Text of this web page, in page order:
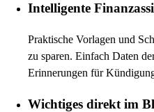
Intelligente
Praktische Vorlagen und
zu sparen. Einfach Daten
Erinnerungen für
Wichtiges direkt im